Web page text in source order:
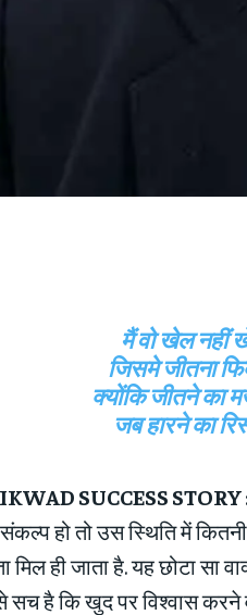
मैं वो खेल नहीं
जिसमे जीतना
क्योंकि जीतने का
जब हारने का
SUCCESS STORY
हो तो उस स्थिति में
मिल ही जाता है. यह छोटा
सच है कि खुद पर विश्वास करने